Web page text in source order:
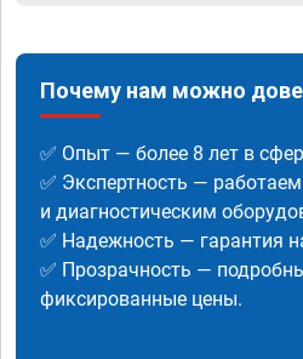
Почему нам можно
✅ Опыт — более 8 лет в
✅ Экспертность —
и диагностическим
✅ Надежность — гарантия
✅ Прозрачность —
фиксированные цены.